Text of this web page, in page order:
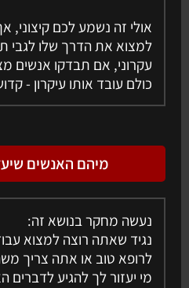
אולי זה נשמע לכם קיצוני,
למצוא את הדרך שלו לגבי
עקרוני, אם תבדקו אנשים
כולם עובד אותו עיקרון -
מיהם האנשים
נעשה מחקר בנושא זה:
נגיד שאתה רוצה למצוא
לרופא טוב או אתה צריך
מי יעזור לך להגיע לדברים